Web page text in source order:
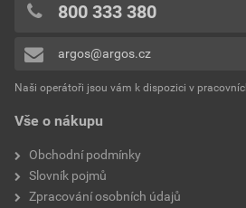
Vše o nákupu
Obchodní podmínky
Slovník pojmů
Zpracování osobních údajů
800 333 380
argos@argos.cz
Naši operátoři jsou vám k dispozici v